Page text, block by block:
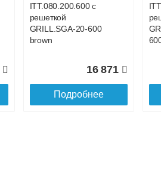
26 519
ITT.080.200.600 с
решеткой
GRILL.SGA-20-600
brown
16 871
Подробнее